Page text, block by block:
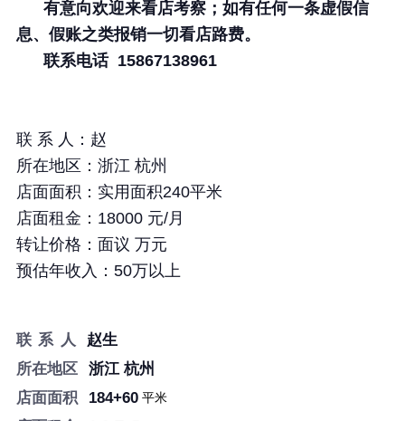
洋溪信息港┃文印小镇┃
洋溪人才网┃快印人才网
才网┃—【官网】
长按识别二维码看详情
有意向欢迎来看店考察； 如有任何一条虚假信
息、假账之类报销一切看店路费。
联系电话 15867138961
联 系 人： 赵
所在地区： 浙江 杭州
店面面积： 实用面积240平米
店面租金：18000 元/月
转让价格： 面议 万元
预估年收入： 50万以上
联 系 人
赵生
所在地区
浙江 杭州
店面面积
184+60平米